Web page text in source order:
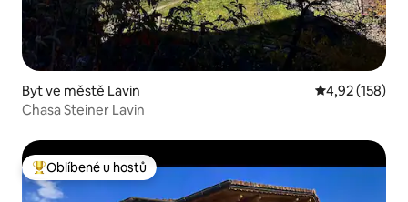
Byt ve městě Lavin Průměrné
4,92 (158)
Chasa Steiner Lavin
Nejlepší v kategorii Oblíbené u hostů
Oblíbené u hostů